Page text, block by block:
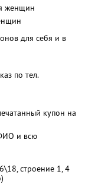
женщин
для себя и в
по тел.
купон на
и всю
строение 1, 4